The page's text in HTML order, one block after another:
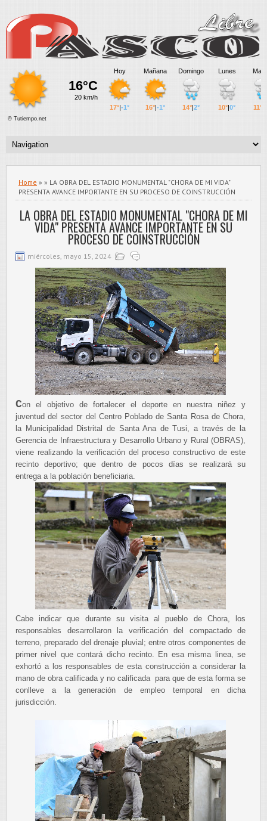
Home » » LA OBRA DEL ESTADIO MONUMENTAL "CHORA DE MI VIDA"
PRESENTA AVANCE IMPORTANTE EN SU PROCESO DE COINSTRUCCIÓN
LA OBRA DEL ESTADIO MONUMENTAL "CHORA DE MI
VIDA" PRESENTA AVANCE IMPORTANTE EN SU
PROCESO DE COINSTRUCCIÓN
miércoles, mayo 15, 2024
Con el objetivo de fortalecer el deporte en nuestra niñez y
juventud del sector del Centro Poblado de Santa Rosa de Chora,
la Municipalidad Distrital de Santa Ana de Tusi, a través de la
Gerencia de Infraestructura y Desarrollo Urbano y Rural (OBRAS),
viene realizando la verificación del proceso constructivo de este
recinto deportivo; que dentro de pocos días se realizará su
entrega a la población beneficiaria.
Cabe indicar que durante su visita al pueblo de Chora, los
responsables desarrollaron la verificación del compactado de
terreno, preparado del drenaje pluvial; entre otros componentes de
primer nivel que contará dicho recinto. En esa misma linea, se
exhortó a los responsables de esta construcción a considerar la
mano de obra calificada y no calificada para que de esta forma se
conlleve a la generación de empleo temporal en dicha
jurisdicción.